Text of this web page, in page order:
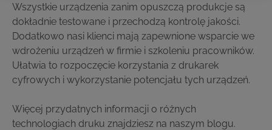
Wszystkie urządzenia zanim opuszczą produkcje są
dokładnie testowane i przechodzą kontrolę jakości.
Dodatkowo nasi klienci mają zapewnione wsparcie we
wdrożeniu urządzeń w firmie i szkoleniu pracowników.
Ułatwia to rozpoczęcie korzystania z drukarek
cyfrowych i wykorzystanie potencjału tych urządzeń.
Więcej przydatnych informacji o różnych
technologiach druku znajdziesz na naszym ​​blogu.